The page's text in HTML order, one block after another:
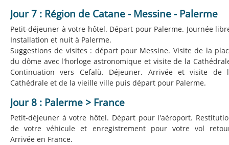
Jour 7 : Région de Catane - Messine - Palerme
Petit-déjeuner à votre hôtel. Départ pour Palerme. Journée
Installation et nuit à Palerme.
Suggestions de visites : départ pour Messine. Visite de la
du dôme avec l'horloge astronomique et visite de la
Continuation vers Cefalù. Déjeuner. Arrivée et visite de
Cathédrale et de la vieille ville puis départ pour Palerme.
Jour 8 : Palerme > France
Petit-déjeuner à votre hôtel. Départ pour l'aéroport.
de votre véhicule et enregistrement pour votre vol
Arrivée en France.